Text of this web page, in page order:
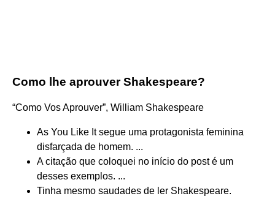
Como lhe aprouver Shakespeare?
“Como Vos Aprouver”, William Shakespeare
As You Like It segue uma protagonista feminina
disfarçada de homem. ...
A citação que coloquei no início do post é um
desses exemplos. ...
Tinha mesmo saudades de ler Shakespeare.